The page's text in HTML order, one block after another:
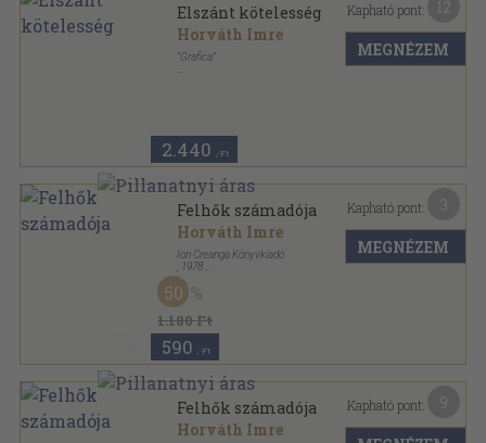
Elszánt kötelesség
Horváth Imre
"Grafica"
2.440 ,-Ft
Kapható pont:
MEGNÉZEM
Felhők számadója
Horváth Imre
Ion Creanga Könyvkiadó
1978
Varrott keménykötés
1.180 Ft
50
590 ,-Ft
Kapható pont:
MEGNÉZEM
Felhők számadója
Horváth Imre
Kapható pont: